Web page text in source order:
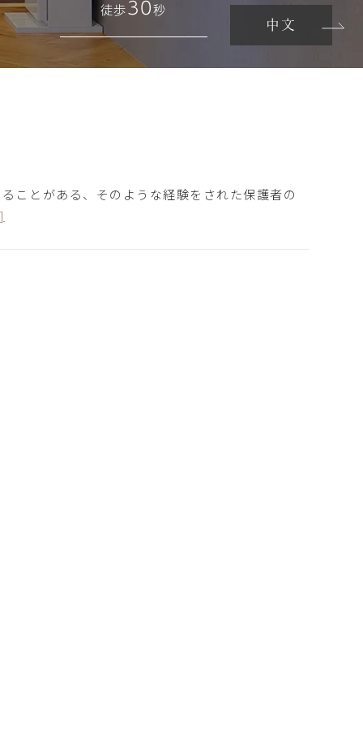
徒歩30秒
中文
ことがある、そのような経験をされた保護者の